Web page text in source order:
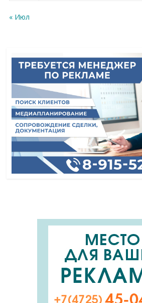
« Июл